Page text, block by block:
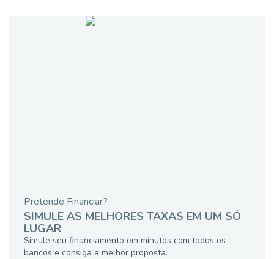
Pretende Financiar?
SIMULE AS MELHORES TAXAS EM UM SÓ
LUGAR
Simule seu financiamento em minutos com todos os
bancos e consiga a melhor proposta.